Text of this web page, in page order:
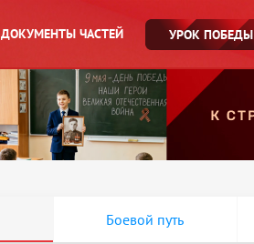
ДОКУМЕНТЫ ЧАСТЕЙ УРОК ПОБЕДЫ
Боевой путь